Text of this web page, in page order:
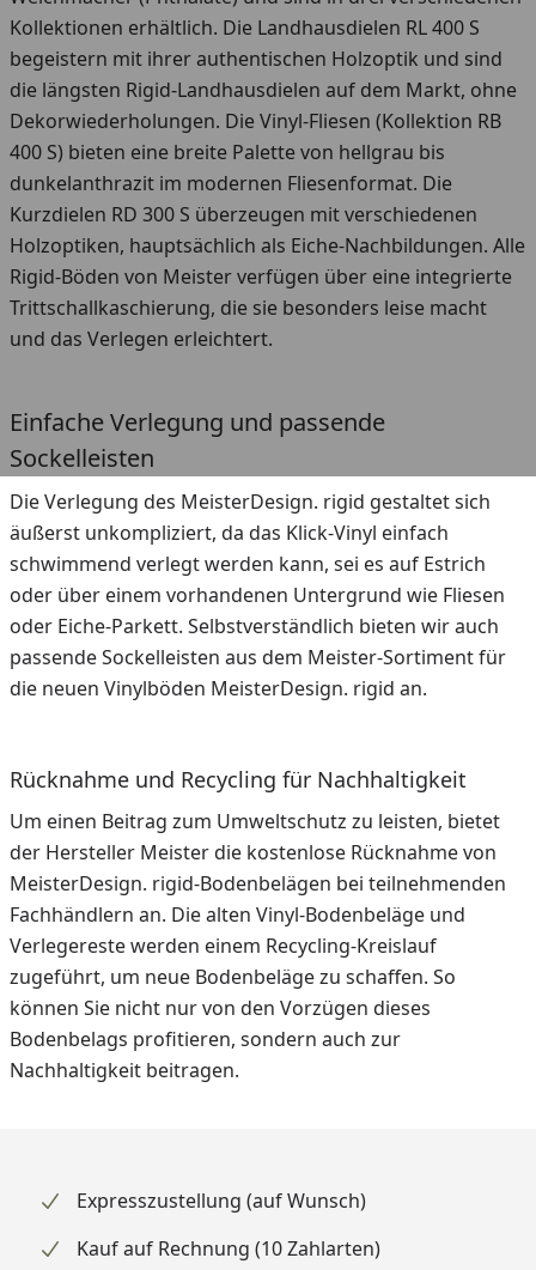
Kollektionen erhältlich. Die Landhausdielen RL 400 S
begeistern mit ihrer authentischen Holzoptik und sind
die längsten Rigid-Landhausdielen auf dem Markt, ohne
Dekorwiederholungen. Die Vinyl-Fliesen (Kollektion RB
400 S) bieten eine breite Palette von hellgrau bis
dunkelanthrazit im modernen Fliesenformat. Die
Kurzdielen RD 300 S überzeugen mit verschiedenen
Holzoptiken, hauptsächlich als Eiche-Nachbildungen. Alle
Rigid-Böden von Meister verfügen über eine integrierte
Trittschallkaschierung, die sie besonders leise macht
und das Verlegen erleichtert.
Einfache Verlegung und passende
Sockelleisten
Die Verlegung des MeisterDesign. rigid gestaltet sich
äußerst unkompliziert, da das Klick-Vinyl einfach
schwimmend verlegt werden kann, sei es auf Estrich
oder über einem vorhandenen Untergrund wie Fliesen
oder Eiche-Parkett. Selbstverständlich bieten wir auch
passende Sockelleisten aus dem Meister-Sortiment für
die neuen Vinylböden MeisterDesign. rigid an.
Rücknahme und Recycling für Nachhaltigkeit
Um einen Beitrag zum Umweltschutz zu leisten, bietet
der Hersteller Meister die kostenlose Rücknahme von
MeisterDesign. rigid-Bodenbelägen bei teilnehmenden
Fachhändlern an. Die alten Vinyl-Bodenbeläge und
Verlegereste werden einem Recycling-Kreislauf
zugeführt, um neue Bodenbeläge zu schaffen. So
können Sie nicht nur von den Vorzügen dieses
Bodenbelags profitieren, sondern auch zur
Nachhaltigkeit beitragen.
Expresszustellung (auf Wunsch)
Kauf auf Rechnung (10 Zahlarten)